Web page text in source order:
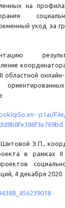
на
уход за
областной
p1ai/
Э.П.,
в рамках II
4 декабря 2020